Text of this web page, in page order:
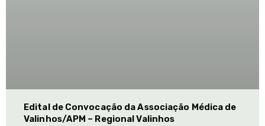
Edital de Convocação da Associação Médica de
Valinhos/APM – Regional Valinhos